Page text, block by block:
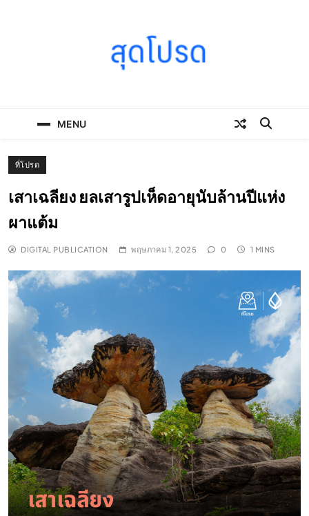
MENU
ที่โปรด
เสาเฉลียง ยลเสารูปเห็ดอายุนับล้านปีแห่ง
ผาแต้ม
DIGITAL PUBLICATION พฤษภาคม 1, 2025 0 1 MINS